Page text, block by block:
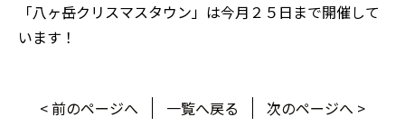
「八ヶ岳クリスマスタウン」は今月２５日まで開催して
います！
< 前のページへ 一覧へ戻る 次のページへ >